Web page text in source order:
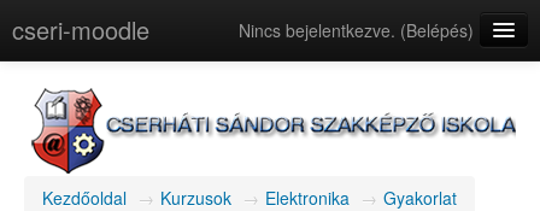
cseri-moodle Nincs bejelentkezve. (Belépés)
Kezdőoldal → Kurzusok → Elektronika → Gyakorlat